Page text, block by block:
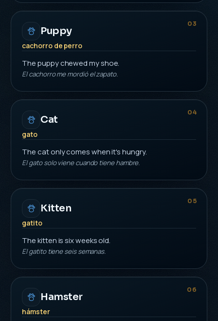
03
Puppy
cachorro de perro
The puppy chewed my shoe.
El cachorro me mordió el zapato.
04
Cat
gato
The cat only comes when it's hungry.
El gato solo viene cuando tiene hambre.
05
Kitten
gatito
The kitten is six weeks old.
El gatito tiene seis semanas.
06
Hamster
hámster